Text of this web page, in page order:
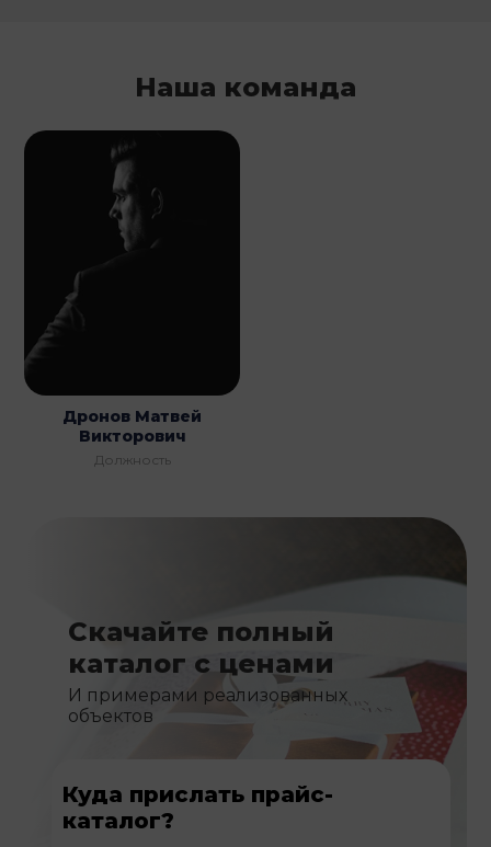
Наша команда
Дронов Матвей
Викторович
Должность
Скачайте полный
каталог с ценами
И примерами реализованных
объектов
Куда прислать прайс-
каталог?